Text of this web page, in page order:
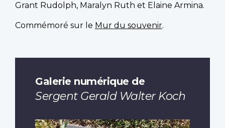
Grant Rudolph, Maralyn Ruth et Elaine Armina.
Commémoré sur le Mur du souvenir.
Galerie numérique de
Sergent Gerald Walter Koch